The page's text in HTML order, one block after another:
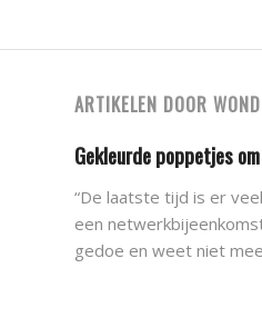
ARTIKELEN DOOR
Gekleurde poppetjes
“De laatste tijd is er
een
gedoe en weet niet